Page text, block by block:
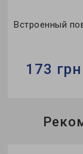
Встроенный
173 грн
Бренд:Feron